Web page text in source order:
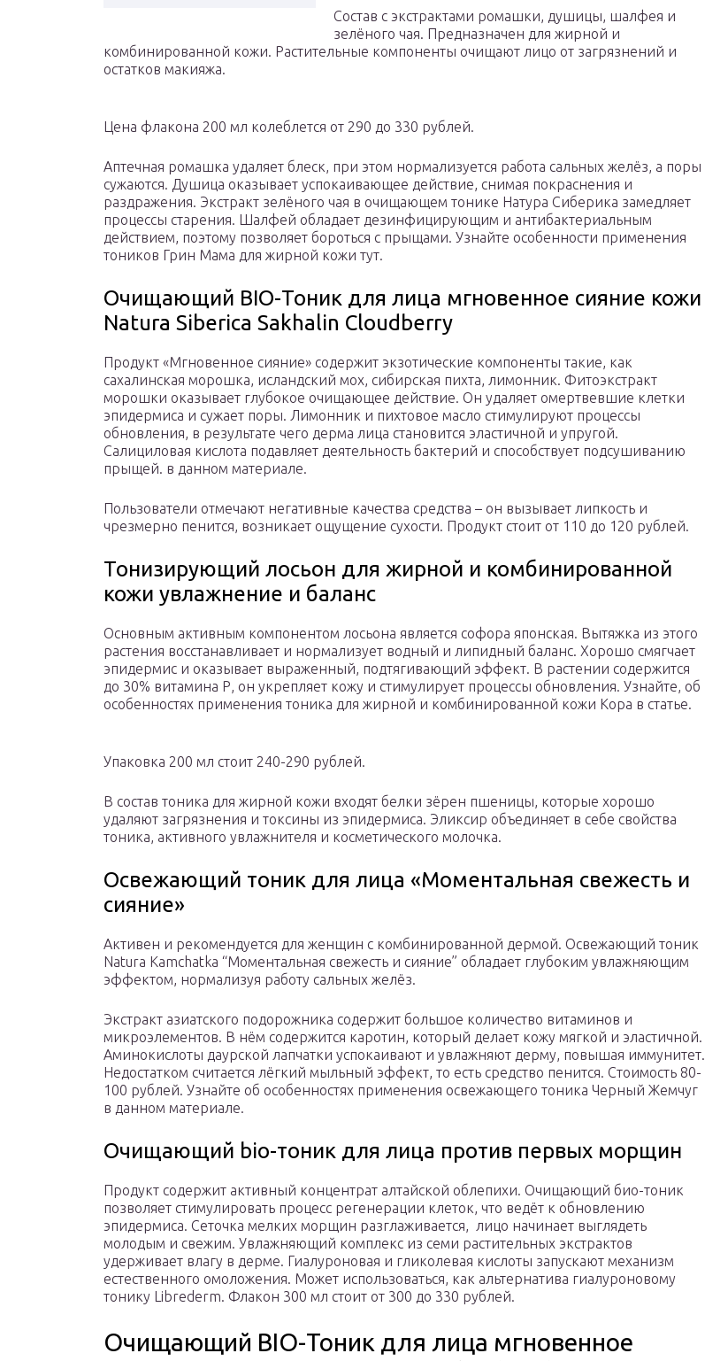
Состав с экстрактами ромашки, душицы, шалфея и
зелёного чая. Предназначен для жирной и
комбинированной кожи. Растительные компоненты очищают лицо от загрязнений и
остатков макияжа.
Цена флакона 200 мл колеблется от 290 до 330 рублей.
Аптечная ромашка удаляет блеск, при этом нормализуется работа сальных желёз, а поры
сужаются. Душица оказывает успокаивающее действие, снимая покраснения и
раздражения. Экстракт зелёного чая в очищающем тонике Натура Сиберика замедляет
процессы старения. Шалфей обладает дезинфицирующим и антибактериальным
действием, поэтому позволяет бороться с прыщами. Узнайте особенности применения
тоников Грин Мама для жирной кожи тут.
Очищающий BIO-Тоник для лица мгновенное сияние кожи
Natura Siberica Sakhalin Cloudberry
Продукт «Мгновенное сияние» содержит экзотические компоненты такие, как
сахалинская морошка, исландский мох, сибирская пихта, лимонник. Фитоэкстракт
морошки оказывает глубокое очищающее действие. Он удаляет омертвевшие клетки
эпидермиса и сужает поры. Лимонник и пихтовое масло стимулируют процессы
обновления, в результате чего дерма лица становится эластичной и упругой.
Салициловая кислота подавляет деятельность бактерий и способствует подсушиванию
прыщей. в данном материале.
Пользователи отмечают негативные качества средства – он вызывает липкость и
чрезмерно пенится, возникает ощущение сухости. Продукт стоит от 110 до 120 рублей.
Тонизирующий лосьон для жирной и комбинированной
кожи увлажнение и баланс
Основным активным компонентом лосьона является софора японская. Вытяжка из этого
растения восстанавливает и нормализует водный и липидный баланс. Хорошо смягчает
эпидермис и оказывает выраженный, подтягивающий эффект. В растении содержится
до 30% витамина Р, он укрепляет кожу и стимулирует процессы обновления. Узнайте, об
особенностях применения тоника для жирной и комбинированной кожи Кора в статье.
Упаковка 200 мл стоит 240-290 рублей.
В состав тоника для жирной кожи входят белки зёрен пшеницы, которые хорошо
удаляют загрязнения и токсины из эпидермиса. Эликсир объединяет в себе свойства
тоника, активного увлажнителя и косметического молочка.
Освежающий тоник для лица «Моментальная свежесть и
сияние»
Активен и рекомендуется для женщин с комбинированной дермой. Освежающий тоник
Natura Kamchatka “Моментальная свежесть и сияние” обладает глубоким увлажняющим
эффектом, нормализуя работу сальных желёз.
Экстракт азиатского подорожника содержит большое количество витаминов и
микроэлементов. В нём содержится каротин, который делает кожу мягкой и эластичной.
Аминокислоты даурской лапчатки успокаивают и увлажняют дерму, повышая иммунитет.
Недостатком считается лёгкий мыльный эффект, то есть средство пенится. Стоимость 80-
100 рублей. Узнайте об особенностях применения освежающего тоника Черный Жемчуг
в данном материале.
Очищающий bio-тоник для лица против первых морщин
Продукт содержит активный концентрат алтайской облепихи. Очищающий био-тоник
позволяет стимулировать процесс регенерации клеток, что ведёт к обновлению
эпидермиса. Сеточка мелких морщин разглаживается, лицо начинает выглядеть
молодым и свежим. Увлажняющий комплекс из семи растительных экстрактов
удерживает влагу в дерме. Гиалуроновая и гликолевая кислоты запускают механизм
естественного омоложения. Может использоваться, как альтернатива гиалуроновому
тонику Librederm. Флакон 300 мл стоит от 300 до 330 рублей.
Очищающий BIO-Тоник для лица мгновенное